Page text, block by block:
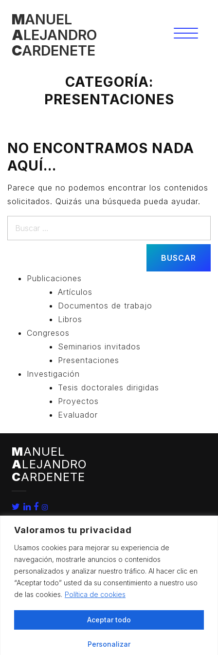
Valoramos tu privacidad
Usamos cookies para mejorar su experiencia de
navegación, mostrarle anuncios o contenidos
personalizados y analizar nuestro tráfico. Al hacer clic en
“Aceptar todo” usted da su consentimiento a nuestro uso
de las cookies. Política de cookies
Personalizar
Aceptar todo
contenido
MANUEL
ALEJANDRO
CARDENETE
CATEGORÍA:
PRESENTACIONES
NO ENCONTRAMOS NADA
AQUÍ...
Parece que no podemos encontrar los contenidos
solicitados. Quizás una búsqueda pueda ayudar.
Publicaciones
Artículos
Documentos de trabajo
Libros
Congresos
Seminarios invitados
Presentaciones
Investigación
Tesis doctorales dirigidas
Proyectos
Evaluador
MANUEL
ALEJANDRO
CARDENETE
home
bio
publicaciones
investigación
congresos
noticias
contacto